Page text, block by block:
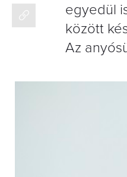
egyedül
között
Az